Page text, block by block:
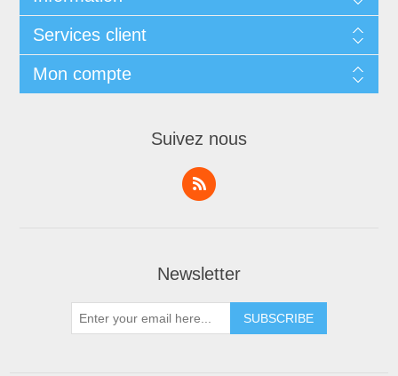
Services client
Mon compte
Suivez nous
Newsletter